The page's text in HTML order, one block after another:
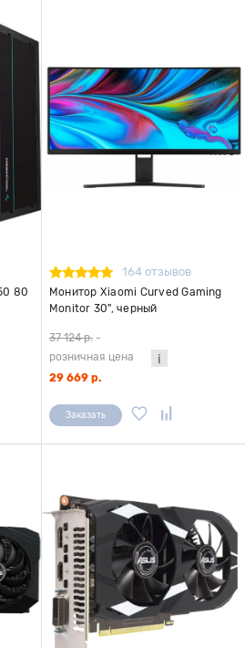
80
164 отзывов
Монитор Xiaomi Curved Gaming
Monitor 30", черный
37 124 р. -
розничная цена
29 669 р.
Заказать